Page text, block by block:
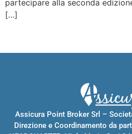
partecipare alla seconda
[…]
Assicura Point Broker Srl –
Direzione e Coordinamento da